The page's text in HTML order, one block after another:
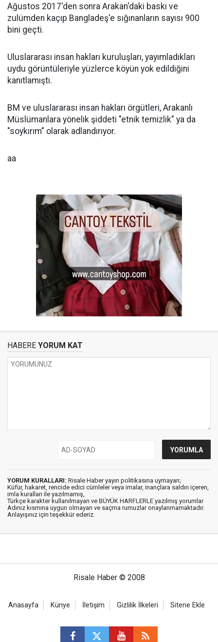
Ağustos 2017'den sonra Arakan'daki baskı ve
zulümden kaçıp Bangladeş'e sığınanların sayısı 900
bini geçti.
Uluslararası insan hakları kuruluşları, yayımladıkları
uydu görüntüleriyle yüzlerce köyün yok edildiğini
kanıtlamıştı.
BM ve uluslararası insan hakları örgütleri, Arakanlı
Müslümanlara yönelik şiddeti "etnik temizlik" ya da
"soykırım" olarak adlandırıyor.
aa
HABERE YORUM KAT
YORUM KURALLARI: Risale Haber yayın politikasına uymayan;
Küfür, hakaret, rencide edici cümleler veya imalar, inançlara saldırı içeren,
imla kuralları ile yazılmamış,
Türkçe karakter kullanılmayan ve BÜYÜK HARFLERLE yazılmış yorumlar
Adınız kısmına uygun olmayan ve saçma rumuzlar onaylanmamaktadır.
Anlayışınız için teşekkür ederiz.
Risale Haber © 2008
Anasayfa Künye İletişim Gizlilik İlkeleri Sitene Ekle